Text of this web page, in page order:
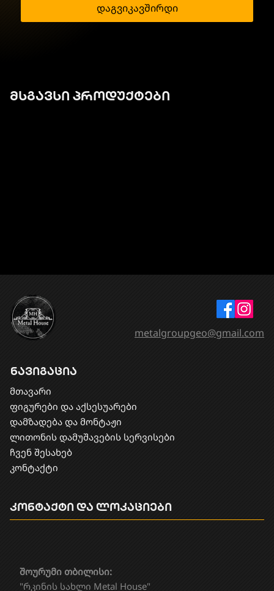
დაგვიკავშირდი
მსგავსი პროდუქტები
ნავიგაცია
მთავარი
ფიგურები და აქსესუარები
დამზადება და მონტაჟი
​ლითონის დამუშავების სერვისები
ჩვენ შესახებ
კონტაქტი
შოურუმი თბილისი:
"რკინის სახლი Metal House"
კონტაქტი და ლოკაციები
metalgroupgeo@gmail.com